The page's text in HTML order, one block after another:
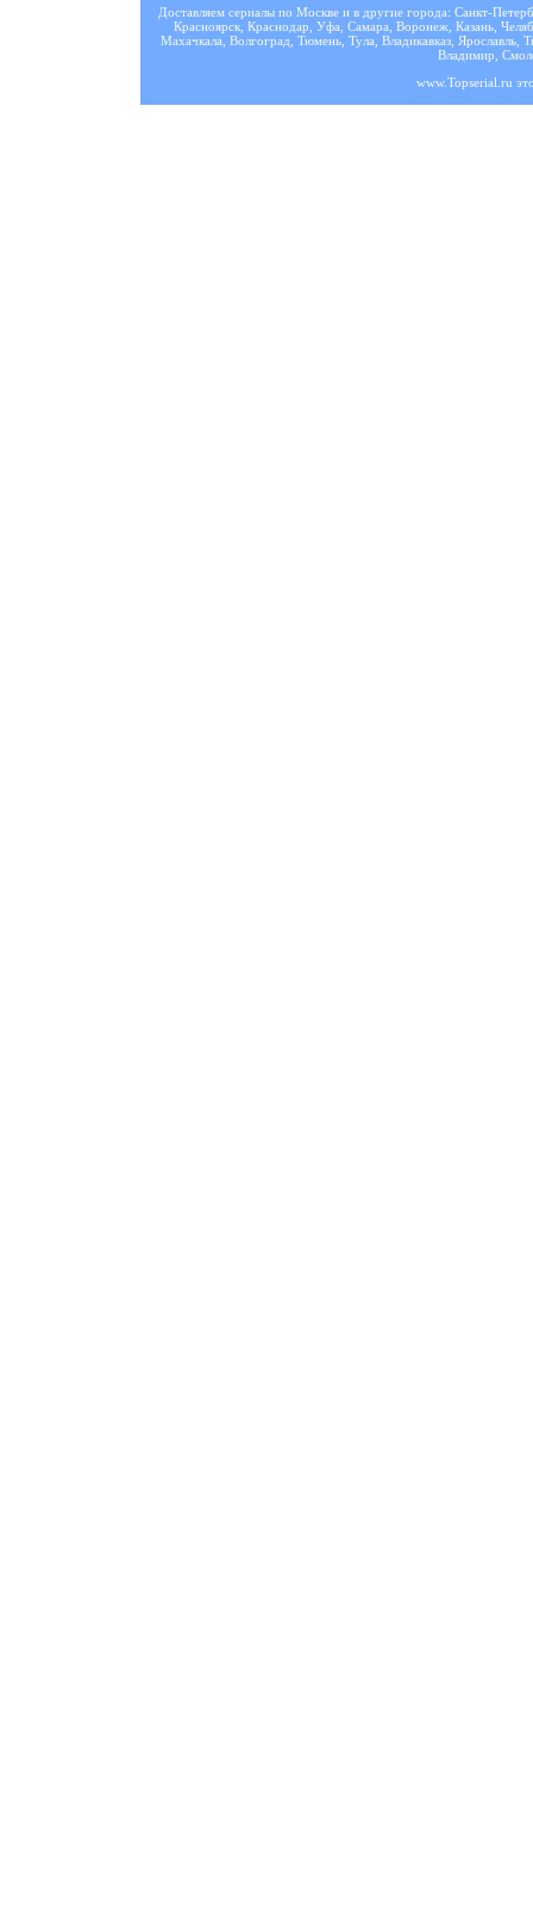
Доставляем сериалы по Москве и в другие города: Санкт-
Красноярск, Краснодар, Уфа, Самара, Воронеж, Казань,
Махачкала, Волгоград, Тюмень, Тула, Владикавказ, Ярославль,
Владимир,
www.Topserial.ru